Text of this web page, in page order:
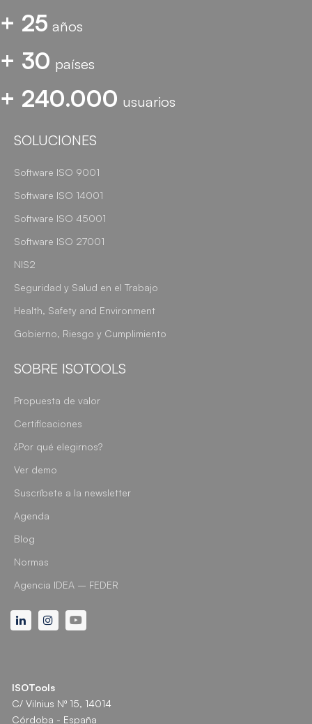
+ 25 años
+ 30 países
+ 240.000 usuarios
SOLUCIONES
Software ISO 9001
Software ISO 14001
Software ISO 45001
Software ISO 27001
NIS2
Seguridad y Salud en el Trabajo
Health, Safety and Environment
Gobierno, Riesgo y Cumplimiento
SOBRE ISOTOOLS
Propuesta de valor
Certificaciones
¿Por qué elegirnos?
Ver demo
Suscríbete a la newsletter
Agenda
Blog
Normas
Agencia IDEA – FEDER
LinkedinInstagramYoutube
ISOTools
C/ Vilnius Nº 15, 14014
Córdoba - España